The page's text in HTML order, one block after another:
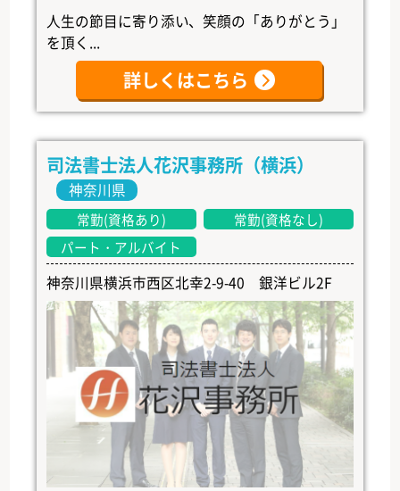
人生の節目に寄り添い、笑顔の「ありがとう」
を頂く...
詳しくはこちら
司法書士法人花沢事務所（横浜）
神奈川県
常勤(資格あり)
常勤(資格なし)
パート・アルバイト
神奈川県横浜市西区北幸2-9-40 銀洋ビル2F